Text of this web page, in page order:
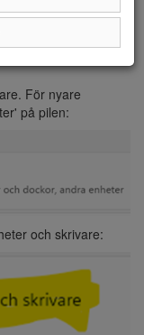
man oftast dra ut
vanliga är då att
måste ställa in allt
För nyare
på pilen:
och skrivare: